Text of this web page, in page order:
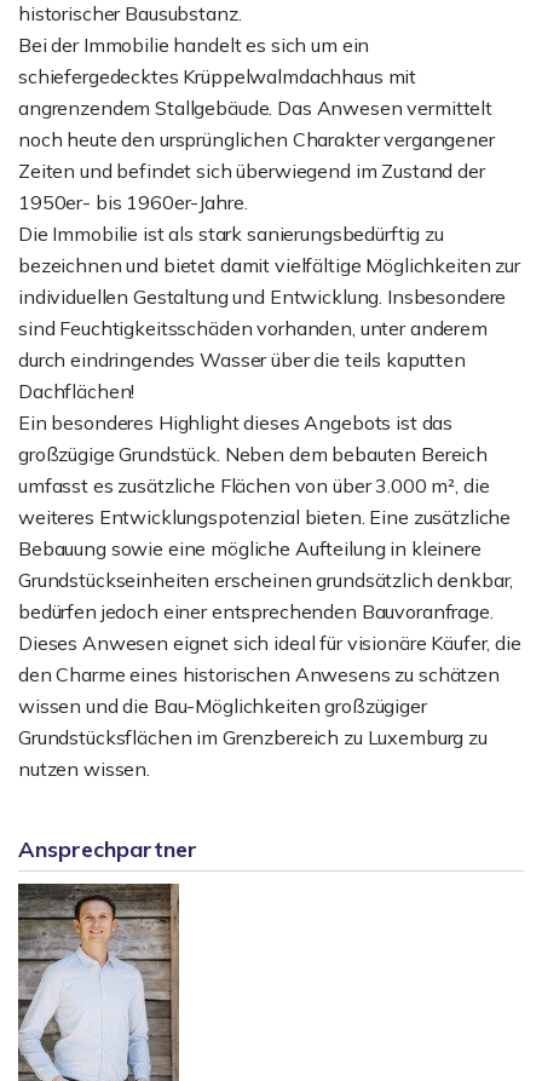
historischer Bausubstanz.
Bei der Immobilie handelt es sich um ein
schiefergedecktes Krüppelwalmdachhaus mit
angrenzendem Stallgebäude. Das Anwesen vermittelt
noch heute den ursprünglichen Charakter vergangener
Zeiten und befindet sich überwiegend im Zustand der
1950er- bis 1960er-Jahre.
Die Immobilie ist als stark sanierungsbedürftig zu
bezeichnen und bietet damit vielfältige Möglichkeiten zur
individuellen Gestaltung und Entwicklung. Insbesondere
sind Feuchtigkeitsschäden vorhanden, unter anderem
durch eindringendes Wasser über die teils kaputten
Dachflächen!
Ein besonderes Highlight dieses Angebots ist das
großzügige Grundstück. Neben dem bebauten Bereich
umfasst es zusätzliche Flächen von über 3.000 m², die
weiteres Entwicklungspotenzial bieten. Eine zusätzliche
Bebauung sowie eine mögliche Aufteilung in kleinere
Grundstückseinheiten erscheinen grundsätzlich denkbar,
bedürfen jedoch einer entsprechenden Bauvoranfrage.
Dieses Anwesen eignet sich ideal für visionäre Käufer, die
den Charme eines historischen Anwesens zu schätzen
wissen und die Bau-Möglichkeiten großzügiger
Grundstücksflächen im Grenzbereich zu Luxemburg zu
nutzen wissen.
Ansprechpartner